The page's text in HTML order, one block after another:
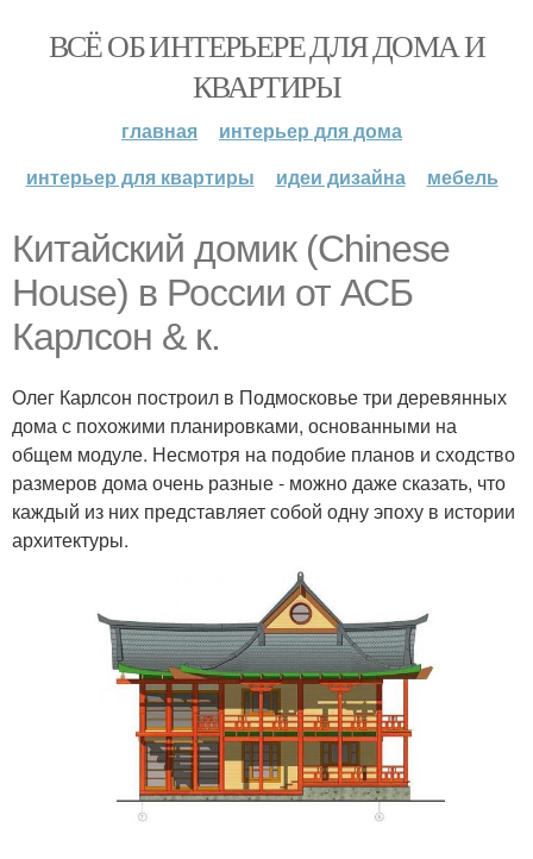
ВСЁ ОБ ИНТЕРЬЕРЕ ДЛЯ ДОМА И
КВАРТИРЫ
главная
интерьер для дома
интерьер для квартиры
идеи дизайна мебель
Китайский домик (Chinese
House) в России от АСБ
Карлсон & к.
Олег Карлсон построил в Подмосковье три деревянных
дома с похожими планировками, основанными на
общем модуле. Несмотря на подобие планов и сходство
размеров дома очень разные - можно даже сказать, что
каждый из них представляет собой одну эпоху в истории
архитектуры.